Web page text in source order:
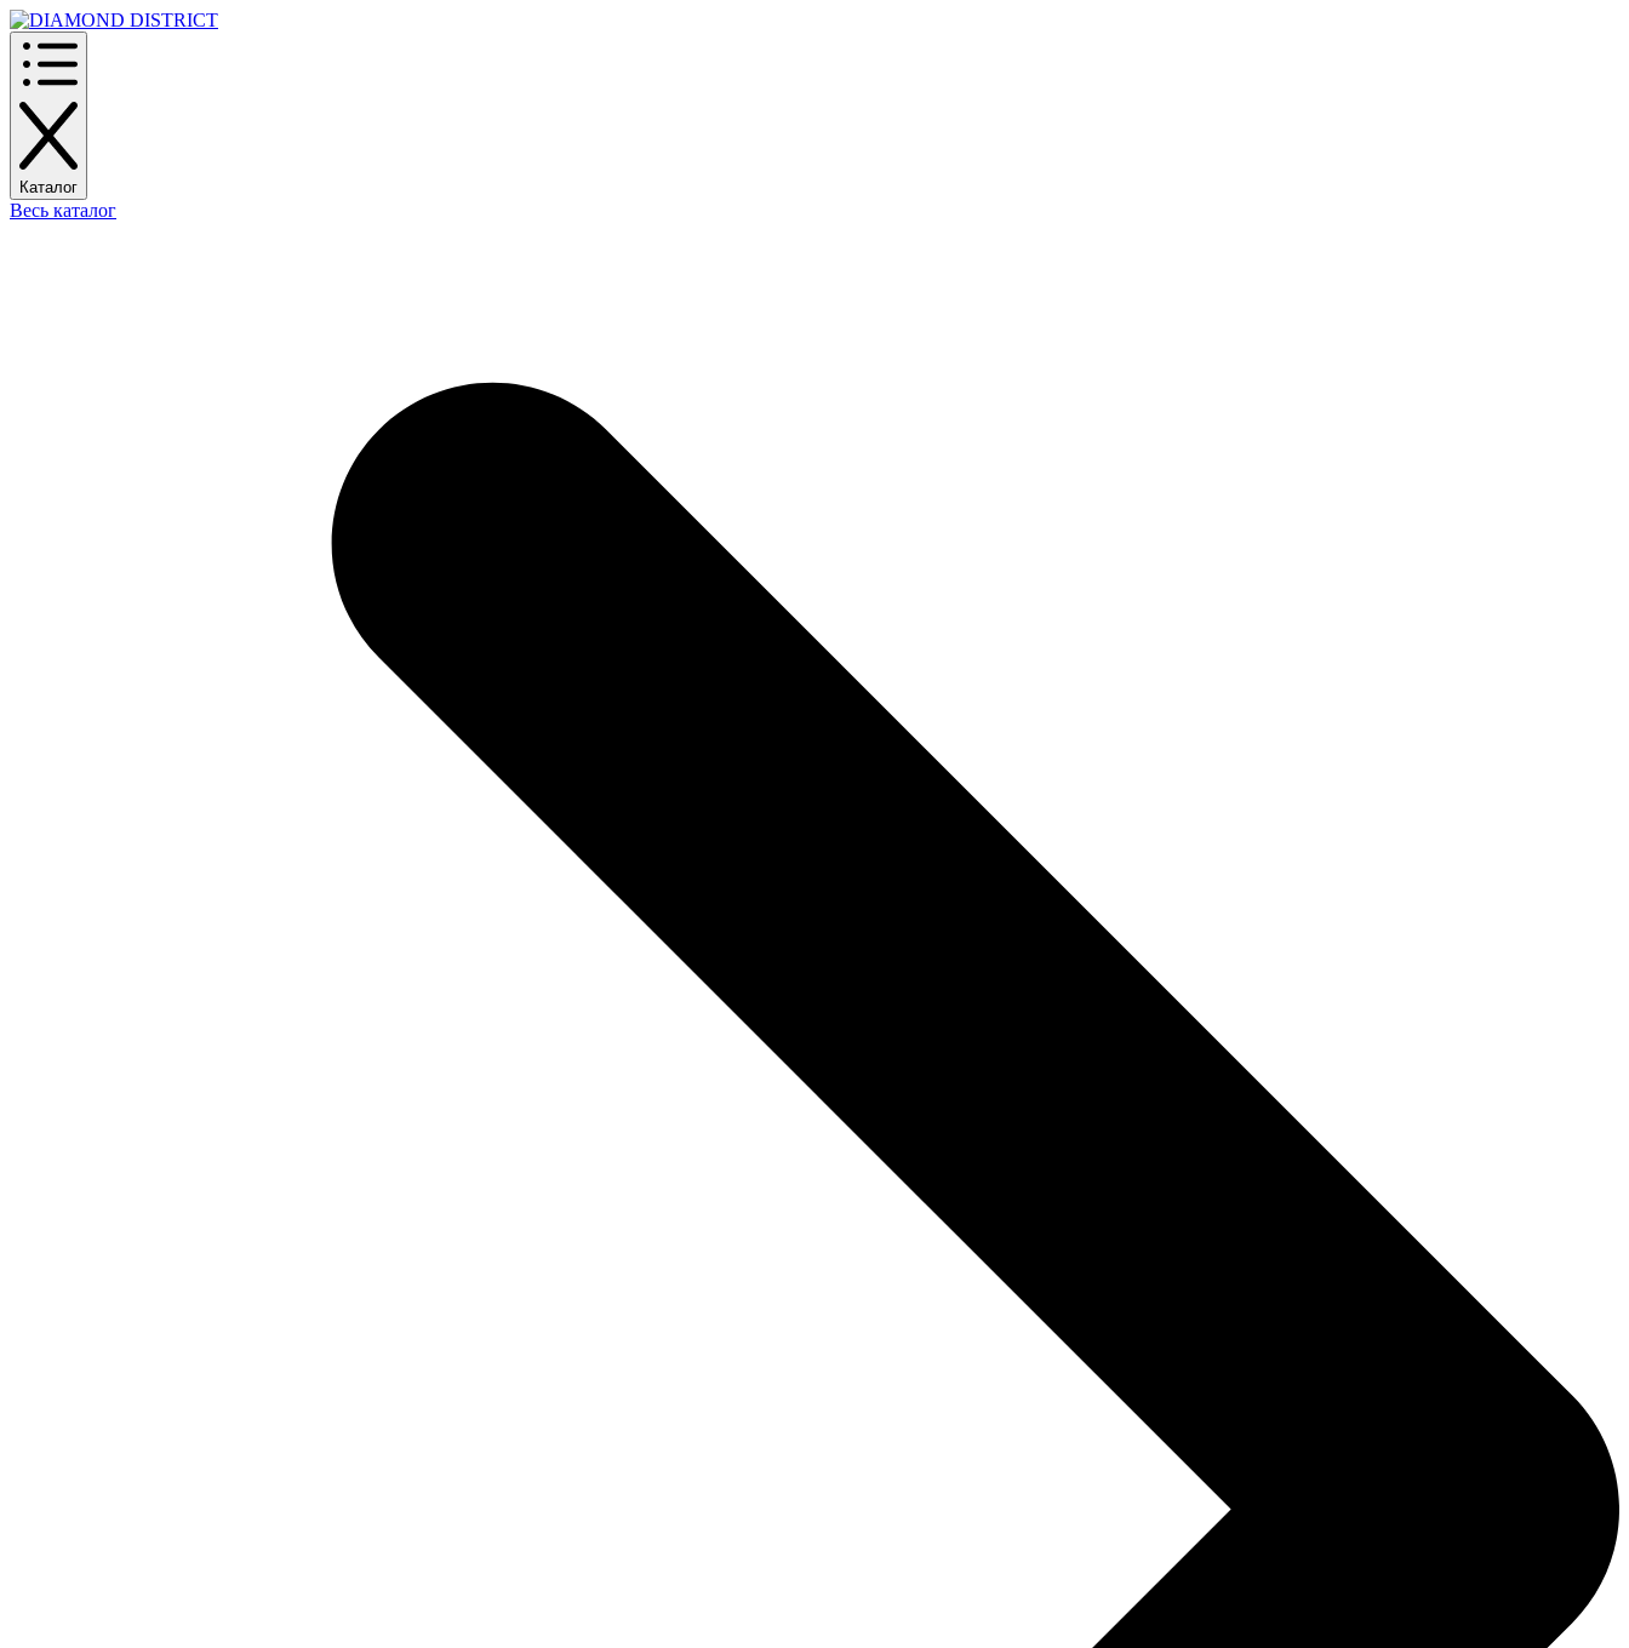
Каталог
Весь каталог